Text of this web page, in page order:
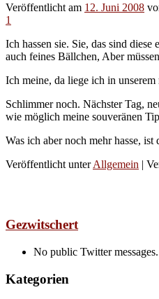
Veröffentlicht am 12. Juni 2008
1
Ich hassen sie. Sie, das sind
auch feines Bällchen, Aber
Ich meine, da liege ich in
Schlimmer noch. Nächster Tag,
wie möglich meine souveränen
Was ich aber noch mehr hasse,
Veröffentlicht unter Allgemein |
Gezwitschert
No public Twitter messages.
Kategorien